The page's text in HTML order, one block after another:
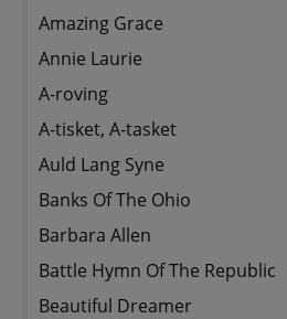
Amazing Grace
Annie Laurie
A-roving
A-tisket, A-tasket
Auld Lang Syne
Banks Of The Ohio
Barbara Allen
Battle Hymn Of The Republic
Beautiful Dreamer